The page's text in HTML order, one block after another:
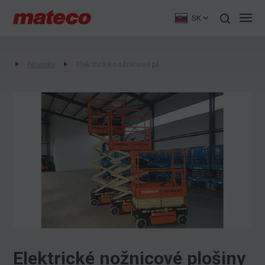
SK
Elektrické nožnicové plošiny